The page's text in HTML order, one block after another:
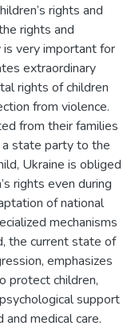
rights and
rights and
very important for
extraordinary
rights of children
from violence.
from their families
a state party to the
Ukraine is obliged
rights even during
of national
mechanisms
the current state of
emphasizes
protect children,
support
and medical care.